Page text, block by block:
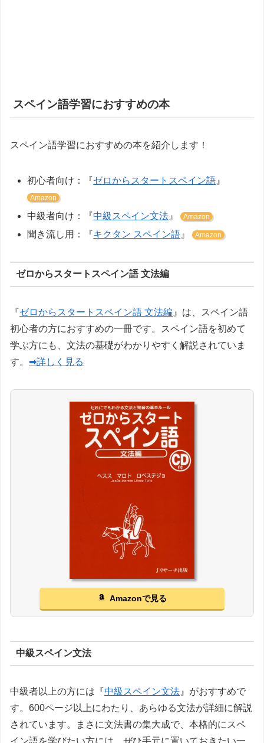
スペイン語学習におすすめの本
スペイン語学習におすすめの本を紹介します！
初心者向け：『ゼロからスタートスペイン語』
Amazon
中級者向け：『中級スペイン文法 』 Amazon
聞き流し用：『キクタン スペイン語 』 Amazon
ゼロからスタートスペイン語 文法編
『ゼロからスタートスペイン語 文法編 』は、スペイン語
初心者の方におすすめの一冊です。スペイン語を初めて
学ぶ方にも、文法の基礎がわかりやすく解説されていま
す。 ➡詳しく見る
Amazonで見る
中級スペイン文法
中級者以上の方には『中級スペイン文法 』がおすすめで
す。600ページ以上にわたり、あらゆる文法が詳細に解説
されています。まさに文法書の集大成で、本格的にスペ
イン語を学びたい方には、ぜひ手元に置いておきたい一